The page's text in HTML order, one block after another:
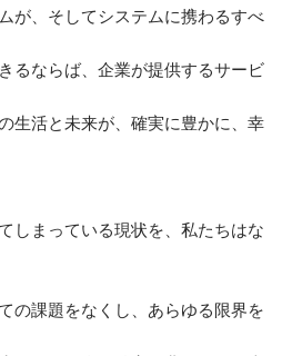
が、そしてシステムに携わるすべ
るならば、企業が提供するサービ
生活と未来が、確実に豊かに、幸
しまっている現状を、私たちはな
の課題をなくし、あらゆる限界を